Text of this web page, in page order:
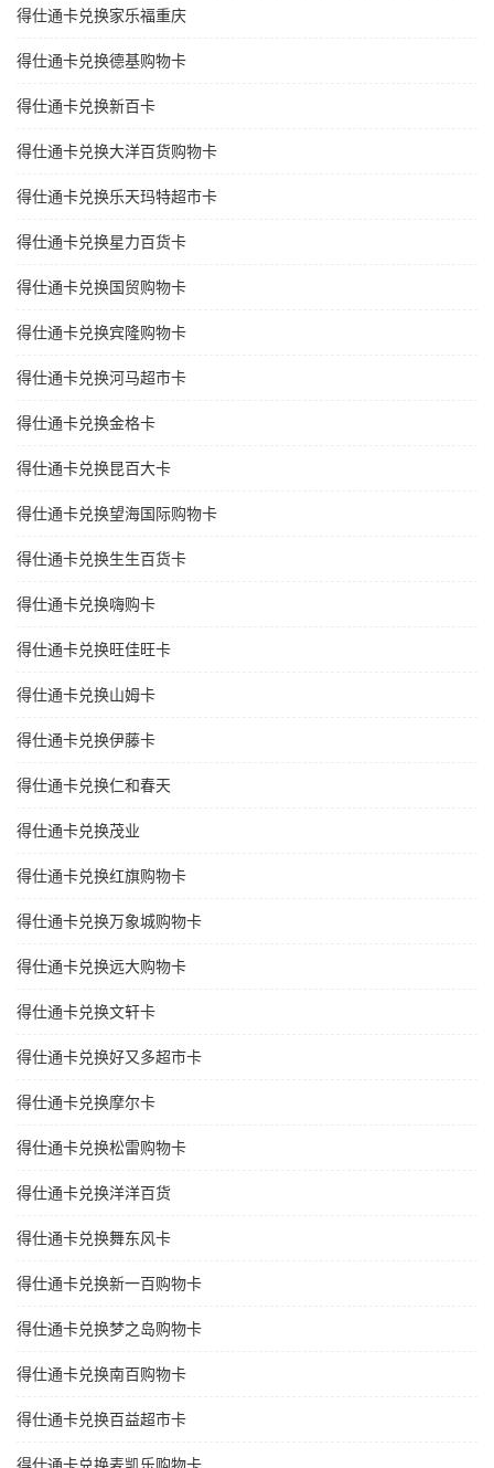
得仕通卡兑换家乐福重庆
得仕通卡兑换德基购物卡
得仕通卡兑换新百卡
得仕通卡兑换大洋百货购物卡
得仕通卡兑换乐天玛特超市卡
得仕通卡兑换星力百货卡
得仕通卡兑换国贸购物卡
得仕通卡兑换宾隆购物卡
得仕通卡兑换河马超市卡
得仕通卡兑换金格卡
得仕通卡兑换昆百大卡
得仕通卡兑换望海国际购物卡
得仕通卡兑换生生百货卡
得仕通卡兑换嗨购卡
得仕通卡兑换旺佳旺卡
得仕通卡兑换山姆卡
得仕通卡兑换伊藤卡
得仕通卡兑换仁和春天
得仕通卡兑换茂业
得仕通卡兑换红旗购物卡
得仕通卡兑换万象城购物卡
得仕通卡兑换远大购物卡
得仕通卡兑换文轩卡
得仕通卡兑换好又多超市卡
得仕通卡兑换摩尔卡
得仕通卡兑换松雷购物卡
得仕通卡兑换洋洋百货
得仕通卡兑换舞东风卡
得仕通卡兑换新一百购物卡
得仕通卡兑换梦之岛购物卡
得仕通卡兑换南百购物卡
得仕通卡兑换百益超市卡